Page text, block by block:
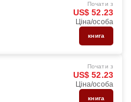
Почати з
US$ 52.23
Ціна/особа
книга
Почати з
US$ 52.23
Ціна/особа
книга